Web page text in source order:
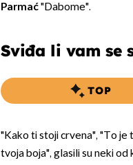
Parmać"Dabome".
Sviđa li vam se
TOP
"Kako ti stoji crvena", "To je
tvoja boja", glasili su neki od